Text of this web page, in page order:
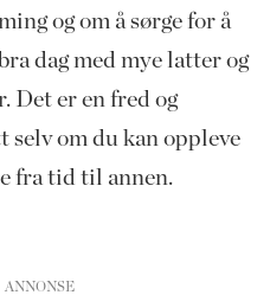
og om å sørge for å
dag med mye latter og
Det er en fred og
om du kan oppleve
fra tid til annen.